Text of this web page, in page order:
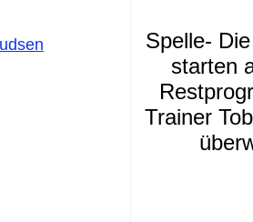
Spelle-
starten
Trainer